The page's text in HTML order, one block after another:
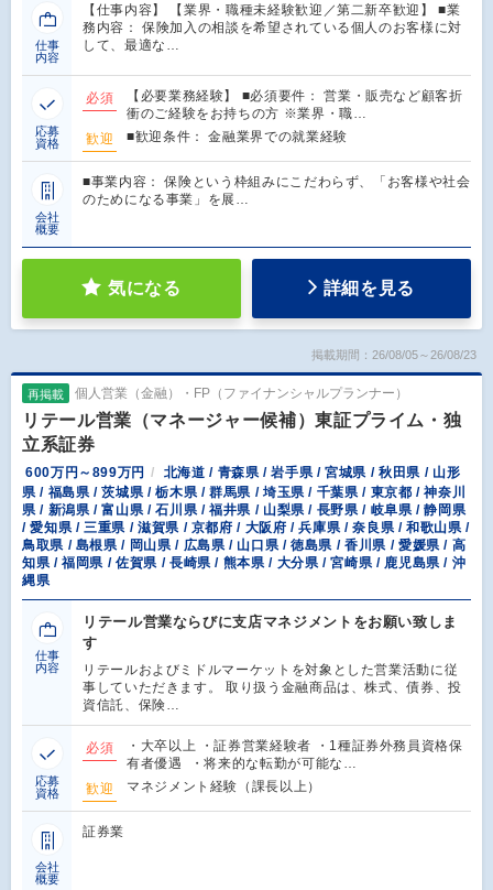
仕事
内容
【仕事内容】 【業界・職種未経験歓迎／第二新卒歓迎】 ■業
務内容： 保険加入の相談を希望されている個人のお客様に対
して、最適な…
応募
資格
必須
【必要業務経験】 ■必須要件： 営業・販売など顧客折
衝のご経験をお持ちの方 ※業界・職…
歓迎
■歓迎条件： 金融業界での就業経験
会社
概要
■事業内容： 保険という枠組みにこだわらず、「お客様や社会
のためになる事業」を展…
気になる 詳細を見る
掲載期間：26/08/05～26/08/23
再掲載 個人営業（金融）・FP（ファイナンシャルプランナー）
リテール営業（マネージャー候補）東証プライム・独
立系証券
600万円～899万円
北海道 / 青森県 / 岩手県 / 宮城県 / 秋田県 / 山形
県 / 福島県 / 茨城県 / 栃木県 / 群馬県 / 埼玉県 / 千葉県 / 東京都 / 神奈川
県 / 新潟県 / 富山県 / 石川県 / 福井県 / 山梨県 / 長野県 / 岐阜県 / 静岡県
/ 愛知県 / 三重県 / 滋賀県 / 京都府 / 大阪府 / 兵庫県 / 奈良県 / 和歌山県 /
鳥取県 / 島根県 / 岡山県 / 広島県 / 山口県 / 徳島県 / 香川県 / 愛媛県 / 高
知県 / 福岡県 / 佐賀県 / 長崎県 / 熊本県 / 大分県 / 宮崎県 / 鹿児島県 / 沖
縄県
仕事
内容
リテール営業ならびに支店マネジメントをお願い致しま
す
リテールおよびミドルマーケットを対象とした営業活動に従
事していただきます。 取り扱う金融商品は、株式、債券、投
資信託、保険…
応募
資格
必須
・大卒以上 ・証券営業経験者 ・1種証券外務員資格保
有者優遇 ・将来的な転勤が可能な…
歓迎
マネジメント経験（課長以上）
会社
概要
証券業